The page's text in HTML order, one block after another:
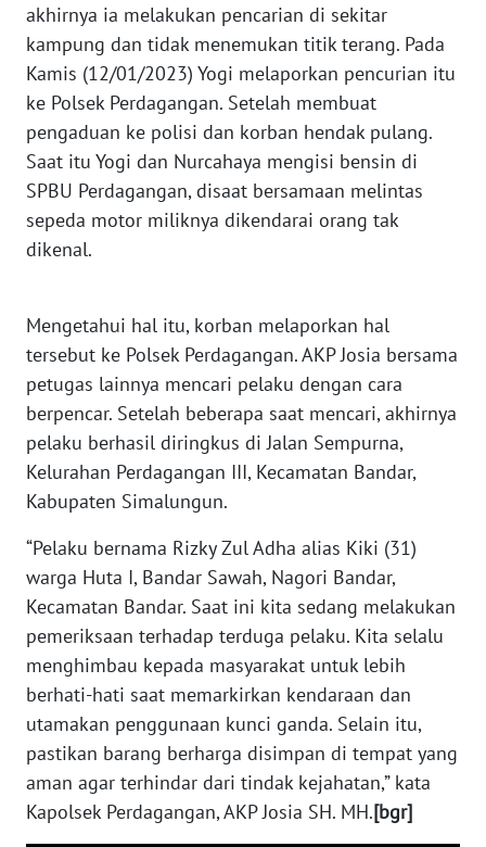
akhirnya ia melakukan pencarian di sekitar
kampung dan tidak menemukan titik terang. Pada
Kamis (12/01/2023) Yogi melaporkan pencurian itu
ke Polsek Perdagangan. Setelah membuat
pengaduan ke polisi dan korban hendak pulang.
Saat itu Yogi dan Nurcahaya mengisi bensin di
SPBU Perdagangan, disaat bersamaan melintas
sepeda motor miliknya dikendarai orang tak
dikenal.
Mengetahui hal itu, korban melaporkan hal
tersebut ke Polsek Perdagangan. AKP Josia bersama
petugas lainnya mencari pelaku dengan cara
berpencar. Setelah beberapa saat mencari, akhirnya
pelaku berhasil diringkus di Jalan Sempurna,
Kelurahan Perdagangan III, Kecamatan Bandar,
Kabupaten Simalungun.
“Pelaku bernama Rizky Zul Adha alias Kiki (31)
warga Huta I, Bandar Sawah, Nagori Bandar,
Kecamatan Bandar. Saat ini kita sedang melakukan
pemeriksaan terhadap terduga pelaku. Kita selalu
menghimbau kepada masyarakat untuk lebih
berhati-hati saat memarkirkan kendaraan dan
utamakan penggunaan kunci ganda. Selain itu,
pastikan barang berharga disimpan di tempat yang
aman agar terhindar dari tindak kejahatan,” kata
Kapolsek Perdagangan, AKP Josia SH. MH.[bgr]
WN
WN
SULTRA
WN
NTB
WN
WN
SULBAR
WN
BABEL
WN
SUMBAR
WN
SUMSEL
WN
BENGKULU
WN
LAMPUNG
WN